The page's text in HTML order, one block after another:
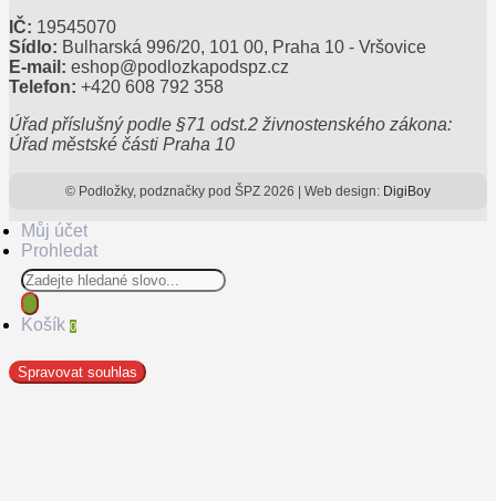
IČ: 19545070
Sídlo: Bulharská 996/20, 101 00, Praha 10 - Vršovice
E-mail: eshop@podlozkapodspz.cz
Telefon: +420 608 792 358
Úřad příslušný podle §71 odst.2 živnostenského zákona:
Úřad městské části Praha 10
© Podložky, podznačky pod ŠPZ 2026 | Web design: DigiBoy
Můj účet
Prohledat
Products
search
Košík0
Spravovat souhlas